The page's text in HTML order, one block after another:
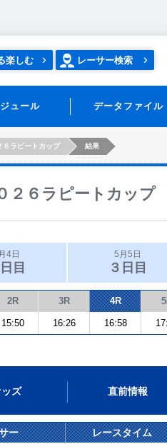
楽しむ レーサー検索
ュール データファイル
６ラピートカップ 結果
２６ラピートカップ
4日
目
5月5日
３日目
2R 3R 4R
15:50 16:26 16:58
ズ 直前情報
ー レースタイム